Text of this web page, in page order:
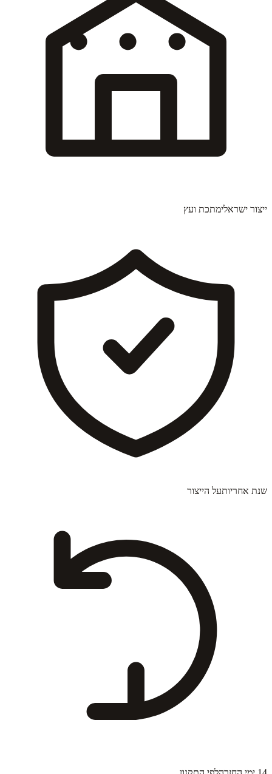
ייצור ישראלימתכת ועץ
שנת אחריותעל הייצור